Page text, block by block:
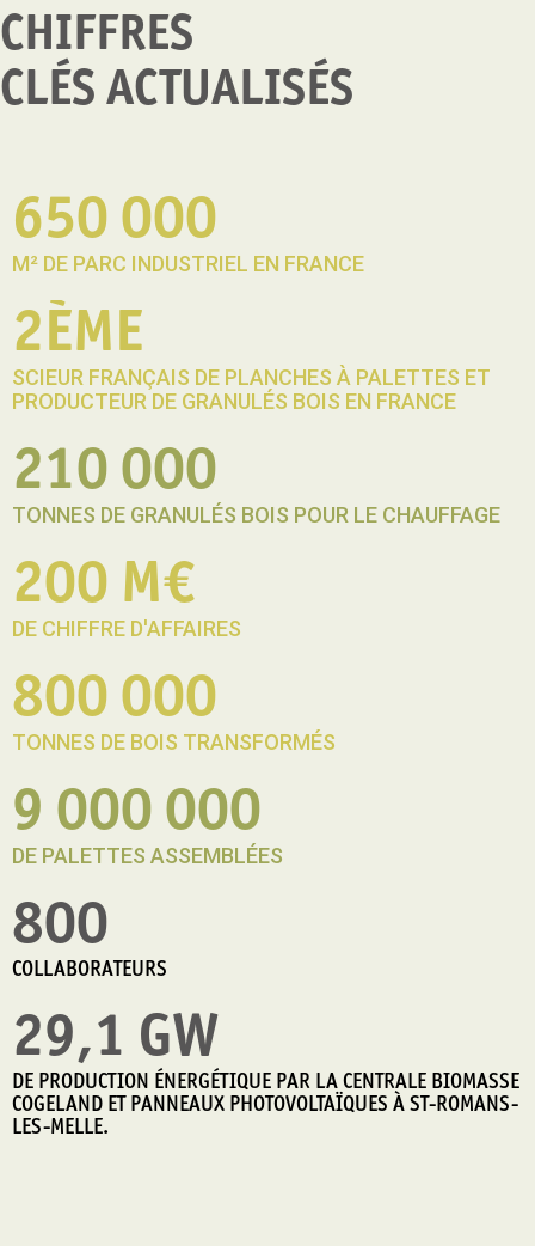
CHIFFRES
CLÉSACTUALISÉS
650 000
M² DE PARC INDUSTRIEL EN FRANCE
2ÈME
SCIEUR FRANÇAIS DE PLANCHES À PALETTES ET
PRODUCTEUR DE GRANULÉS BOIS EN FRANCE
210 000
TONNES DE GRANULÉS BOIS POUR LE CHAUFFAGE
200 M€
DE CHIFFRE D'AFFAIRES
800 000
TONNES DE BOIS TRANSFORMÉS
9 000 000
DE PALETTES ASSEMBLÉES
800
COLLABORATEURS
29,1 GW
DE PRODUCTION ÉNERGÉTIQUE PAR LA CENTRALE BIOMASSE
COGELAND ET PANNEAUX PHOTOVOLTAÏQUES À ST-ROMANS-
LES-MELLE.